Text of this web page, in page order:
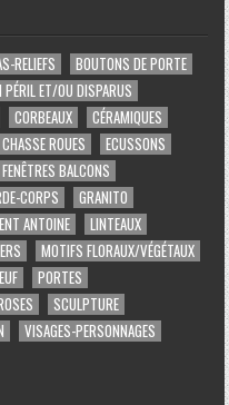
RELIEFS
BOUTONS DE PORTE
PÉRIL ET/OU DISPARUS
CORBEAUX
CÉRAMIQUES
ROUES
ECUSSONS
FENÊTRES BALCONS
CORPS
GRANITO
ANTOINE
LINTEAUX
MOTIFS FLORAUX/VÉGÉTAUX
PORTES
SCULPTURE
VISAGES-PERSONNAGES